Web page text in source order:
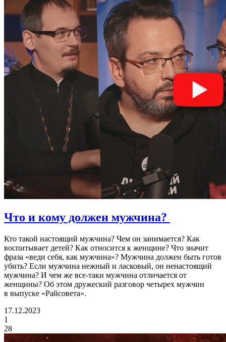
Что и кому должен мужчина?
Кто такой настоящий мужчина? Чем он занимается? Как
воспитывает детей? Как относится к женщине? Что значит
фраза «веди себя, как мужчина»? Мужчина должен быть готов
убить? Если мужчина нежный и ласковый, он ненастоящий
мужчина? И чем же все-таки мужчина отличается от
женщины? Об этом дружеский разговор четырех мужчин
в выпуске «Райсовета».
17.12.2023
1
28